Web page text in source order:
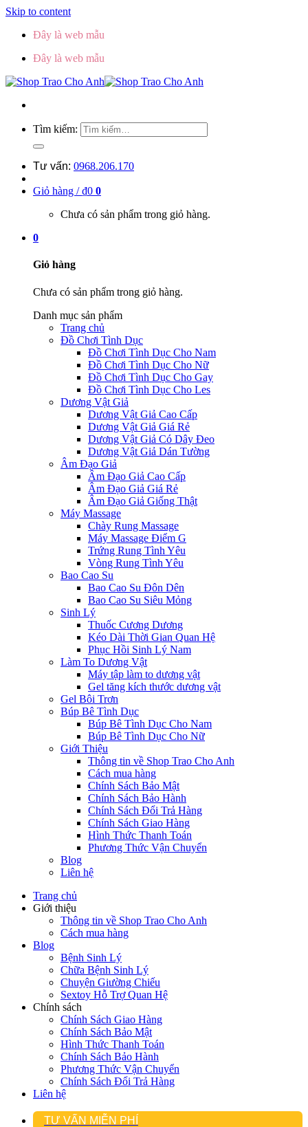
Skip to content
Đây là web mẫu
Đây là web mẫu
Tìm kiếm:
Tư vấn: 0968.206.170
Giỏ hàng /₫0 0
Chưa có sản phẩm trong giỏ hàng.
0
Giỏ hàng
Chưa có sản phẩm trong giỏ hàng.
Danh mục sản phẩm
Trang chủ
Đồ Chơi Tình Dục
Đồ Chơi Tình Dục Cho Nam
Đồ Chơi Tình Dục Cho Nữ
Đồ Chơi Tình Dục Cho Gay
Đồ Chơi Tình Dục Cho Les
Dương Vật Giả
Dương Vật Giả Cao Cấp
Dương Vật Giả Giá Rẻ
Dương Vật Giả Có Dây Đeo
Dương Vật Giả Dán Tường
Âm Đạo Giả
Âm Đạo Giả Cao Cấp
Âm Đạo Giả Giá Rẻ
Âm Đạo Giả Giống Thật
Máy Massage
Chày Rung Massage
Máy Massage Điểm G
Trứng Rung Tình Yêu
Vòng Rung Tình Yêu
Bao Cao Su
Bao Cao Su Đôn Dên
Bao Cao Su Siêu Mỏng
Sinh Lý
Thuốc Cương Dương
Kéo Dài Thời Gian Quan Hệ
Phục Hồi Sinh Lý Nam
Làm To Dương Vật
Máy tập làm to dương vật
Gel tăng kích thước dương vật
Gel Bôi Trơn
Búp Bê Tình Dục
Búp Bê Tình Dục Cho Nam
Búp Bê Tình Dục Cho Nữ
Giới Thiệu
Thông tin về Shop Trao Cho Anh
Cách mua hàng
Chính Sách Bảo Mật
Chính Sách Bảo Hành
Chính Sách Đổi Trả Hàng
Chính Sách Giao Hàng
Hình Thức Thanh Toán
Phương Thức Vận Chuyển
Blog
Liên hệ
Trang chủ
Giới thiệu
Thông tin về Shop Trao Cho Anh
Cách mua hàng
Blog
Bệnh Sinh Lý
Chữa Bệnh Sinh Lý
Chuyện Giường Chiếu
Sextoy Hỗ Trợ Quan Hệ
Chính sách
Chính Sách Giao Hàng
Chính Sách Bảo Mật
Hình Thức Thanh Toán
Chính Sách Bảo Hành
Phương Thức Vận Chuyển
Chính Sách Đổi Trả Hàng
Liên hệ
TƯ VẤN MIỄN PHÍ